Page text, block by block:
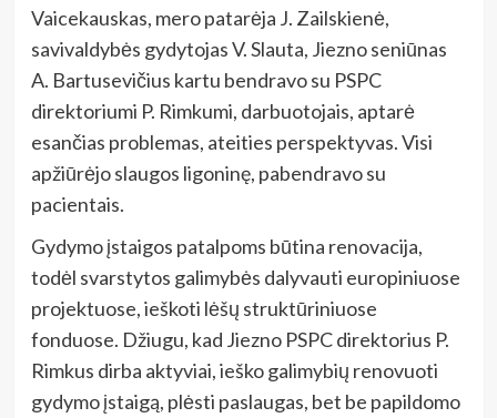
Vaicekauskas, mero patarėja J. Zailskienė,
savivaldybės gydytojas V. Slauta, Jiezno seniūnas
A. Bartusevičius kartu bendravo su PSPC
direktoriumi P. Rimkumi, darbuotojais, aptarė
esančias problemas, ateities perspektyvas. Visi
apžiūrėjo slaugos ligoninę, pabendravo su
pacientais.
Gydymo įstaigos patalpoms būtina renovacija,
todėl svarstytos galimybės dalyvauti europiniuose
projektuose, ieškoti lėšų struktūriniuose
fonduose. Džiugu, kad Jiezno PSPC direktorius P.
Rimkus dirba aktyviai, ieško galimybių renovuoti
gydymo įstaigą, plėsti paslaugas, bet be papildomo